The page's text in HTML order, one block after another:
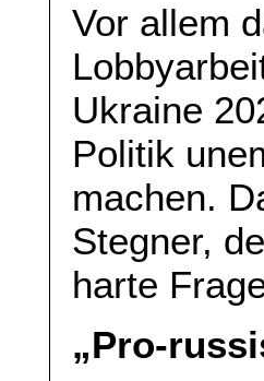
Vor allem
Ukraine
Politik
machen.
Stegner,
harte
„Pro-